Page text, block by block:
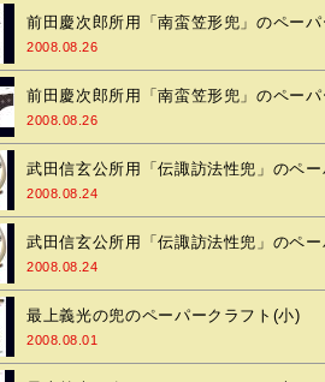
前田慶次郎所用「南蛮笠形兜」のペー
2008.08.26
前田慶次郎所用「南蛮笠形兜」のペー
2008.08.26
武田信玄公所用「伝諏訪法性兜」のペ
2008.08.24
武田信玄公所用「伝諏訪法性兜」のペ
2008.08.24
最上義光の兜のペーパークラフト(小)
2008.08.01